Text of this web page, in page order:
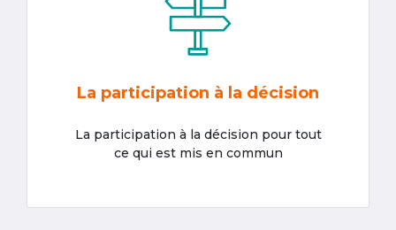
La participation à la décision
La participation à la décision pour tout
ce qui est mis en commun